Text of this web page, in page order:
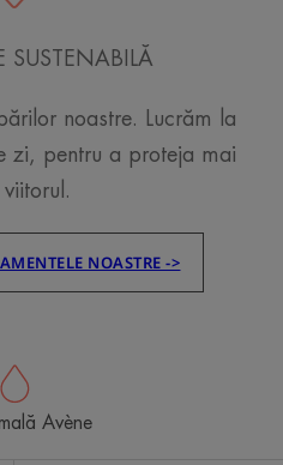
SUSTENABILĂ
noastre. Lucrăm la
zi, pentru a proteja mai
viitorul.
NOASTRE ->
Avène